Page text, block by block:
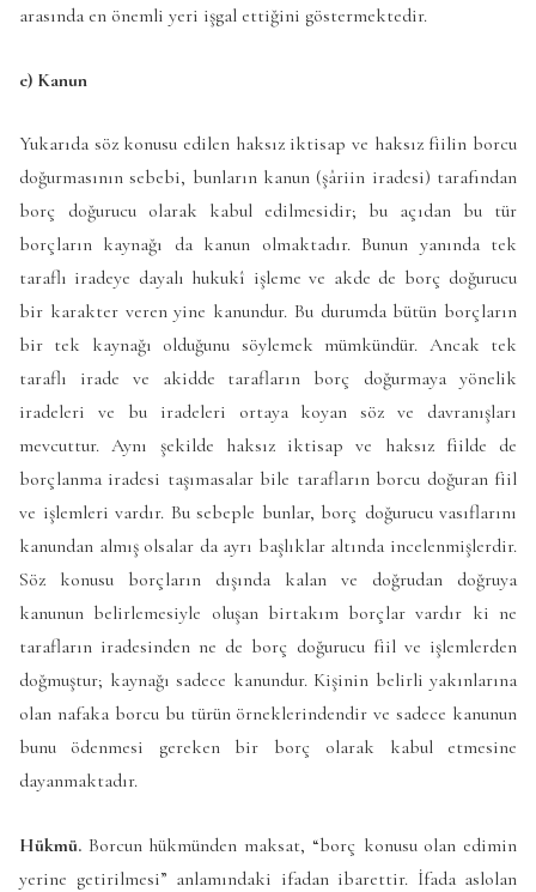
arasında en önemli yeri işgal ettiğini göstermektedir.
e) Kanun
Yukarıda söz konusu edilen haksız iktisap ve haksız fiilin borcu
doğurmasının sebebi, bunların kanun (şâriin iradesi) tarafından
borç doğurucu olarak kabul edilmesidir; bu açıdan bu tür
borçların kaynağı da kanun olmaktadır. Bunun yanında tek
taraflı iradeye dayalı hukukî işleme ve akde de borç doğurucu
bir karakter veren yine kanundur. Bu durumda bütün borçların
bir tek kaynağı olduğunu söylemek mümkündür. Ancak tek
taraflı irade ve akidde tarafların borç doğurmaya yönelik
iradeleri ve bu iradeleri ortaya koyan söz ve davranışları
mevcuttur. Aynı şekilde haksız iktisap ve haksız fiilde de
borçlanma iradesi taşımasalar bile tarafların borcu doğuran fiil
ve işlemleri vardır. Bu sebeple bunlar, borç doğurucu vasıflarını
kanundan almış olsalar da ayrı başlıklar altında incelenmişlerdir.
Söz konusu borçların dışında kalan ve doğrudan doğruya
kanunun belirlemesiyle oluşan birtakım borçlar vardır ki ne
tarafların iradesinden ne de borç doğurucu fiil ve işlemlerden
doğmuştur; kaynağı sadece kanundur. Kişinin belirli yakınlarına
olan nafaka borcu bu türün örneklerindendir ve sadece kanunun
bunu ödenmesi gereken bir borç olarak kabul etmesine
dayanmaktadır.
Hükmü. Borcun hükmünden maksat, “borç konusu olan edimin
yerine getirilmesi” anlamındaki ifadan ibarettir. İfada aslolan